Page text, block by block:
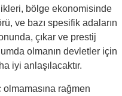
bölge ekonomisinde
ve bazı spesifik adaların
çıkar ve prestij
olmanın devletler için
iyi anlaşılacaktır.
olmamasına rağmen